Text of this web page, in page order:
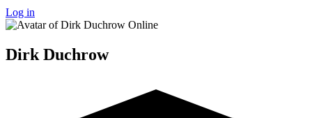
Log in
Online
Dirk Duchrow